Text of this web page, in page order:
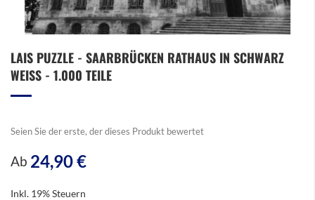
Anfang
der
LAIS PUZZLE - SAARBRÜCKEN RATHAUS IN SCHWARZ
WEISS - 1.000 TEILE
Seien Sie der erste, der dieses Produkt bewertet
Ab 24,90 €
Inkl. 19% Steuern